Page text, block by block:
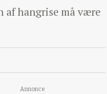
af hangrise må være
Annonce